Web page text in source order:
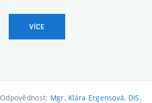
VÍCE
Odpovědnost: Mgr. Klára Ergensová, DiS.